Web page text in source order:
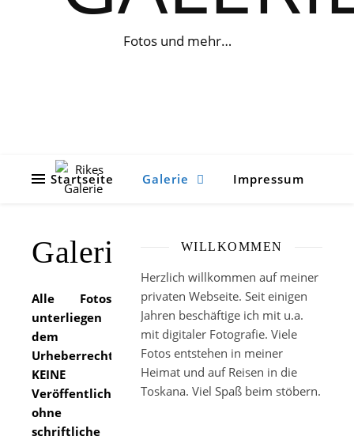
Fotos und mehr…
Startseite Galerie Impressum
Galerie
Alle Fotos
unterliegen
dem
Urheberrecht.
KEINE
Veröffentlichung
ohne
schriftliche
WILLKOMMEN
Herzlich willkommen auf meiner
privaten Webseite. Seit einigen
Jahren beschäftige ich mit u.a.
mit digitaler Fotografie. Viele
Fotos entstehen in meiner
Heimat und auf Reisen in die
Toskana. Viel Spaß beim stöbern.